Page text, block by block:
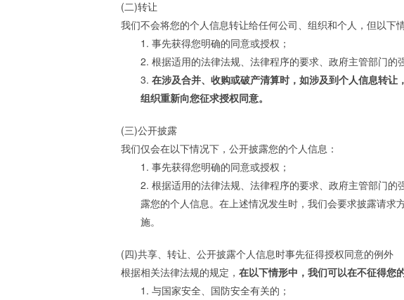
(二)转让
我们不会将您的个人信息转让给任何公司、组织和个人，但以下
1. 事先获得您明确的同意或授权；
2. 根据适用的法律法规、法律程序的要求、政府主管部门的
3. 在涉及合并、收购或破产清算时，如涉及到个人信息转让
组织重新向您征求授权同意。
(三)公开披露
我们仅会在以下情况下，公开披露您的个人信息：
1. 事先获得您明确的同意或授权；
2. 根据适用的法律法规、法律程序的要求、政府主管部门
露您的个人信息。在上述情况发生时，我们会要求披露请
施。
(四)共享、转让、公开披露个人信息时事先征得授权同意的例外
根据相关法律法规的规定， 在以下情形中，我们可以在不征得您
1. 与国家安全、国防安全有关的；